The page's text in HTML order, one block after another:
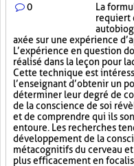
0 La
requiert
axée sur une expérience
L’expérience en question
réalisé dans la leçon pour
Cette technique est
l’enseignant d’obtenir un
déterminer leur degré de
de la conscience de soi
et de comprendre qui ils
entoure. Les recherches
développement de la
métacognitifs du cerveau
plus efficacement en